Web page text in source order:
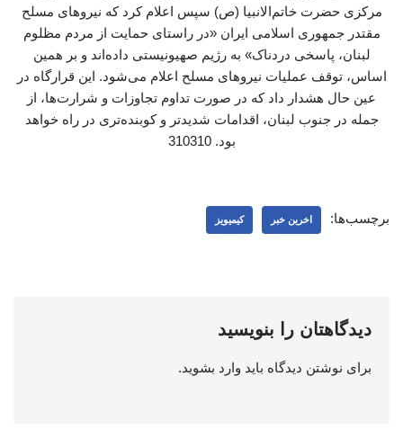
مرکزی حضرت خاتم‌الانبیا (ص) سپس اعلام کرد که نیروهای مسلح
مقتدر جمهوری اسلامی ایران «در راستای حمایت از مردم مظلوم
لبنان، پاسخی دردناک» به رژیم صهیونیستی داده‌اند و بر همین
اساس، توقف عملیات نیروهای مسلح اعلام می‌شود. این قرارگاه در
عین حال هشدار داد که در صورت تداوم تجاوزات و شرارت‌ها، از
جمله در جنوب لبنان، اقدامات شدیدتر و کوبنده‌تری در راه خواهد
بود. 310310
برچسب‌ها: اخرین خبر کیمیویز
دیدگاهتان را بنویسید
برای نوشتن دیدگاه باید وارد بشوید.